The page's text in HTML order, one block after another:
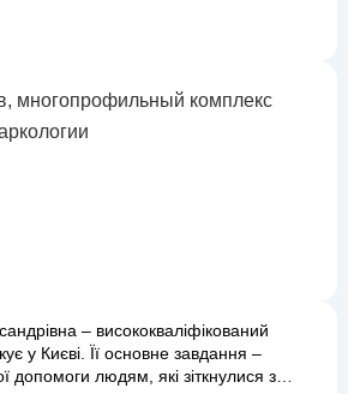
многопрофильный комплекс
– висококваліфікований
у Києві. Її основне завдання –
допомоги людям, які зіткнулися з